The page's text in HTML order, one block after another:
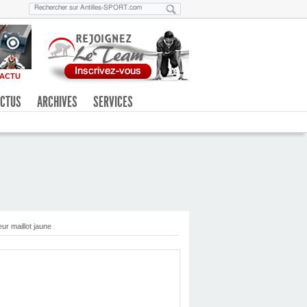
ARCHIVES SERVICES
maillot jaune